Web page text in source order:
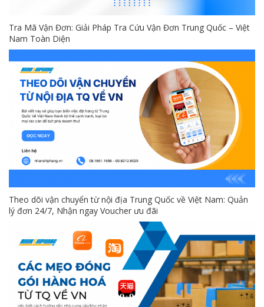
Tra Mã Vận Đơn: Giải Pháp Tra Cứu Vận Đơn Trung Quốc – Việt
Nam Toàn Diện
Theo dõi vận chuyển từ nội địa Trung Quốc về Việt Nam: Quản
lý đơn 24/7, Nhận ngay Voucher ưu đãi